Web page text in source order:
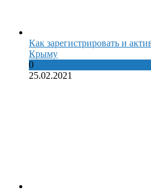
Как зарегистрировать и
Крыму
0
25.02.2021